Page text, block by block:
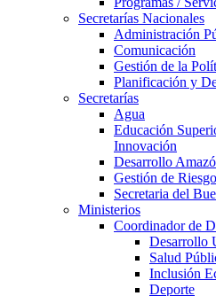
Secretarías Nacionales
Administración
Comunicación
Gestión de la
Planificación y
Secretarías
Agua
Educación
Innovación
Desarrollo
Gestión de
Secretaria del
Ministerios
Coordinador de
Desarrollo
Salud
Inclusión
Deporte